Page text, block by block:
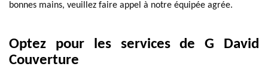
bonnes mains, veuillez faire appel à notre équipée agrée.
Optez pour les services de G David
Couverture